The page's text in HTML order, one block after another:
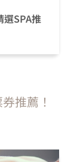
SPA推
推薦！